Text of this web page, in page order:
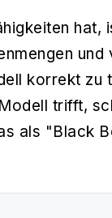
hat,
und
korrekt zu
trifft,
als "Black